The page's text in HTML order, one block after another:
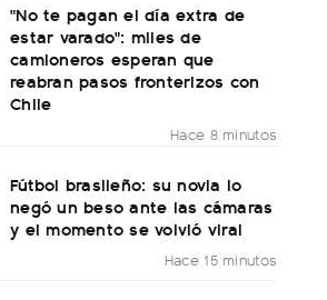
"No te pagan el día extra de
estar varado": miles de
camioneros esperan que
reabran pasos fronterizos con
Chile
Hace 8 minutos
Fútbol brasileño: su novia lo
negó un beso ante las cámaras
y el momento se volvió viral
Hace 15 minutos